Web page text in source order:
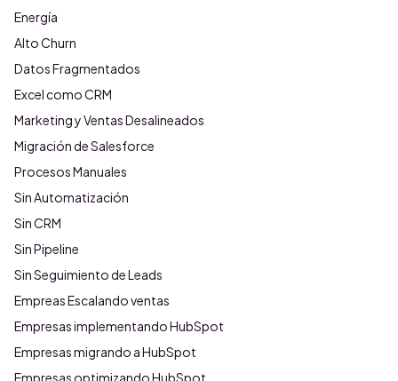
Energía
Alto Churn
Datos Fragmentados
Excel como CRM
Marketing y Ventas Desalineados
Migración de Salesforce
Procesos Manuales
Sin Automatización
Sin CRM
Sin Pipeline
Sin Seguimiento de Leads
Empreas Escalando ventas
Empresas implementando HubSpot
Empresas migrando a HubSpot
Empresas optimizando HubSpot